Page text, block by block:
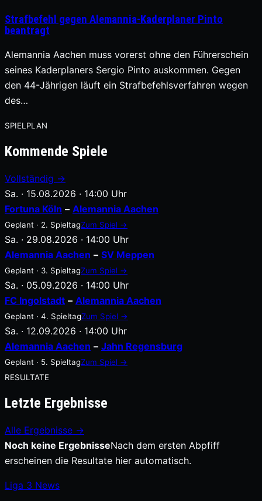
Strafbefehl gegen Alemannia-Kaderplaner Pinto
beantragt
Alemannia Aachen muss vorerst ohne den Führerschein
seines Kaderplaners Sergio Pinto auskommen. Gegen
den 44-Jährigen läuft ein Strafbefehlsverfahren wegen
des…
SPIELPLAN
Kommende Spiele
Vollständig →
Sa. · 15.08.2026 · 14:00 Uhr
Fortuna Köln – Alemannia Aachen
Geplant · 2. SpieltagZum Spiel →
Sa. · 29.08.2026 · 14:00 Uhr
Alemannia Aachen – SV Meppen
Geplant · 3. SpieltagZum Spiel →
Sa. · 05.09.2026 · 14:00 Uhr
FC Ingolstadt – Alemannia Aachen
Geplant · 4. SpieltagZum Spiel →
Sa. · 12.09.2026 · 14:00 Uhr
Alemannia Aachen – Jahn Regensburg
Geplant · 5. SpieltagZum Spiel →
RESULTATE
Letzte Ergebnisse
Alle Ergebnisse →
Noch keine ErgebnisseNach dem ersten Abpfiff
erscheinen die Resultate hier automatisch.
Liga 3 News